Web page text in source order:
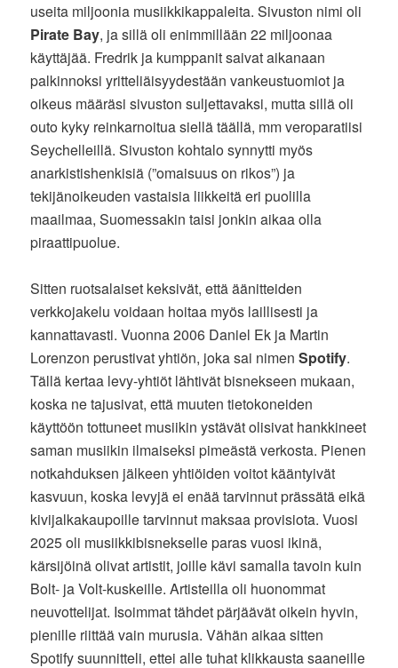
useita miljoonia musiikkikappaleita. Sivuston nimi oli
Pirate Bay, ja sillä oli enimmillään 22 miljoonaa
käyttäjää. Fredrik ja kumppanit saivat aikanaan
palkinnoksi yritteliäisyydestään vankeustuomiot ja
oikeus määräsi sivuston suljettavaksi, mutta sillä oli
outo kyky reinkarnoitua siellä täällä, mm veroparatiisi
Seychelleillä. Sivuston kohtalo synnytti myös
anarkistishenkisiä (”omaisuus on rikos”) ja
tekijänoikeuden vastaisia liikkeitä eri puolilla
maailmaa, Suomessakin taisi jonkin aikaa olla
piraattipuolue.
Sitten ruotsalaiset keksivät, että äänitteiden
verkkojakelu voidaan hoitaa myös laillisesti ja
kannattavasti. Vuonna 2006 Daniel Ek ja Martin
Lorenzon perustivat yhtiön, joka sai nimenSpotify.
Tällä kertaa levy-yhtiöt lähtivät bisnekseen mukaan,
koska ne tajusivat, että muuten tietokoneiden
käyttöön tottuneet musiikin ystävät olisivat hankkineet
saman musiikin ilmaiseksi pimeästä verkosta. Pienen
notkahduksen jälkeen yhtiöiden voitot kääntyivät
kasvuun, koska levyjä ei enää tarvinnut prässätä eikä
kivijalkakaupoille tarvinnut maksaa provisiota. Vuosi
2025 oli musiikkibisnekselle paras vuosi ikinä,
kärsijöinä olivat artistit, joille kävi samalla tavoin kuin
Bolt- ja Volt-kuskeille. Artisteilla oli huonommat
neuvottelijat. Isoimmat tähdet pärjäävät oikein hyvin,
pienille riittää vain murusia. Vähän aikaa sitten
Spotify suunnitteli, ettei alle tuhat klikkausta saaneille